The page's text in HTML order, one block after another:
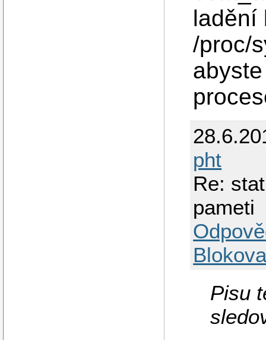
ladění
/proc/
pht
Re:
pameti
Pisu